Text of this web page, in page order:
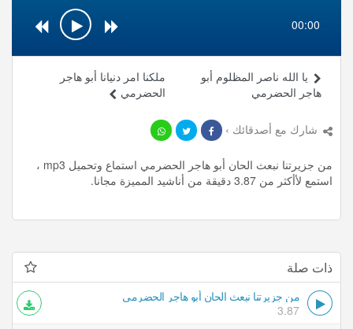
00:00
ملكنا امر دنيانا أبو هاجر
الحضرمي
يا الله ناصر المظلوم أبو
هاجر الحضرمي
شارك مع أصدقائك ›
من جزيرتنا نبعث الحان أبو هاجر الحضرمي استماع وتحميل mp3 ،
استمع لأأكثر من 3.87 دقيقة من أناشيد المميزة مجانا.
ذات صلة
من جزيرتنا نبعث الحان أبو هاجر الحضرمي
3.87